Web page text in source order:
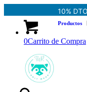
Envío
Productos
0Carrito de Compra